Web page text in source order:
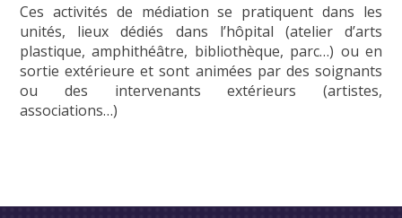
Ces activités de médiation se pratiquent dans les
unités, lieux dédiés dans l’hôpital (atelier d’arts
plastique, amphithéâtre, bibliothèque, parc…) ou en
sortie extérieure et sont animées par des soignants
ou des intervenants extérieurs (artistes,
associations…)